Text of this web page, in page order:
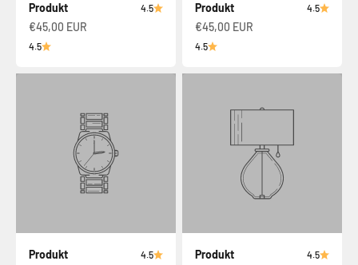
Produkt 4.5
€45,00 EUR
4.5
Produkt 4.5
€45,00 EUR
4.5
Produkt 4.5 Produkt 4.5